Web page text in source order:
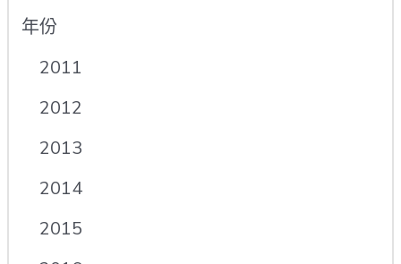
年份
2011
2012
2013
2014
2015